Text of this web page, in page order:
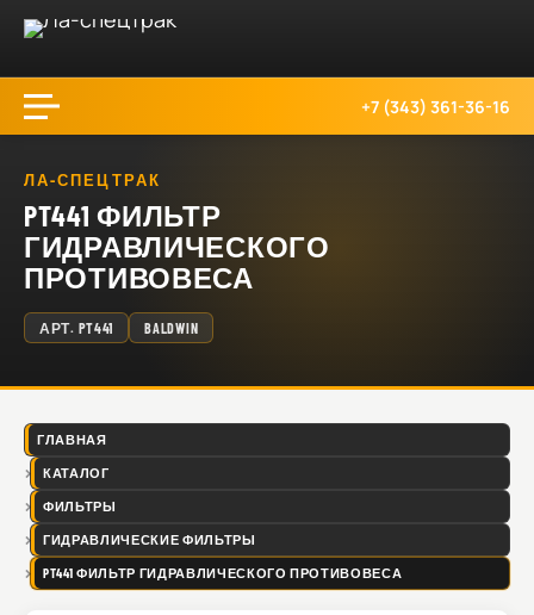
+7 (343) 361-36-16
ЛА-СПЕЦТРАК
PT441 ФИЛЬТР
ГИДРАВЛИЧЕСКОГО
ПРОТИВОВЕСА
АРТ. PT441 BALDWIN
ГЛАВНАЯ
КАТАЛОГ
ФИЛЬТРЫ
ГИДРАВЛИЧЕСКИЕ ФИЛЬТРЫ
PT441 ФИЛЬТР ГИДРАВЛИЧЕСКОГО ПРОТИВОВЕСА